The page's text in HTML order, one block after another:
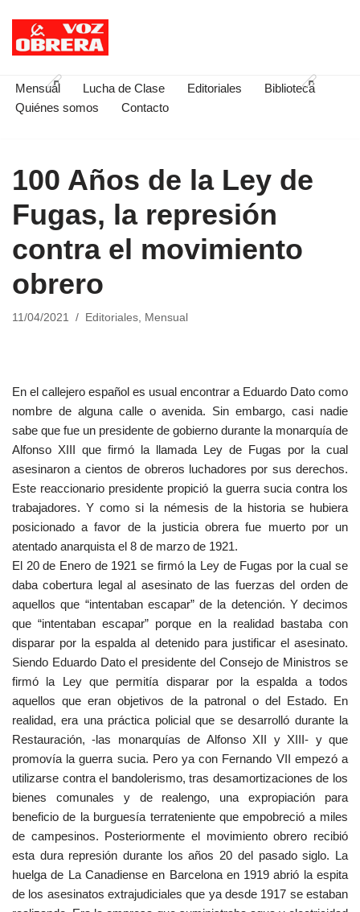
Saltar
contenido
Mensual Lucha de Clase Editoriales
Biblioteca
Quiénes somos
Contacto
100 Años de la Ley de
Fugas, la represión
contra el movimiento
obrero
11/04/2021 Editoriales, Mensual
En el callejero español es usual encontrar a Eduardo Dato como
nombre de alguna calle o avenida. Sin embargo, casi nadie
sabe que fue un presidente de gobierno durante la monarquía de
Alfonso XIII que firmó la llamada Ley de Fugas por la cual
asesinaron a cientos de obreros luchadores por sus derechos.
Este reaccionario presidente propició la guerra sucia contra los
trabajadores. Y como si la némesis de la historia se hubiera
posicionado a favor de la justicia obrera fue muerto por un
atentado anarquista el 8 de marzo de 1921.
El 20 de Enero de 1921 se firmó la Ley de Fugas por la cual se
daba cobertura legal al asesinato de las fuerzas del orden de
aquellos que “intentaban escapar” de la detención. Y decimos
que “intentaban escapar” porque en la realidad bastaba con
disparar por la espalda al detenido para justificar el asesinato.
Siendo Eduardo Dato el presidente del Consejo de Ministros se
firmó la Ley que permitía disparar por la espalda a todos
aquellos que eran objetivos de la patronal o del Estado. En
realidad, era una práctica policial que se desarrolló durante la
Restauración, -las monarquías de Alfonso XII y XIII- y que
promovía la guerra sucia. Pero ya con Fernando VII empezó a
utilizarse contra el bandolerismo, tras desamortizaciones de los
bienes comunales y de realengo, una expropiación para
beneficio de la burguesía terrateniente que empobreció a miles
de campesinos. Posteriormente el movimiento obrero recibió
esta dura represión durante los años 20 del pasado siglo. La
huelga de La Canadiense en Barcelona en 1919 abrió la espita
de los asesinatos extrajudiciales que ya desde 1917 se estaban